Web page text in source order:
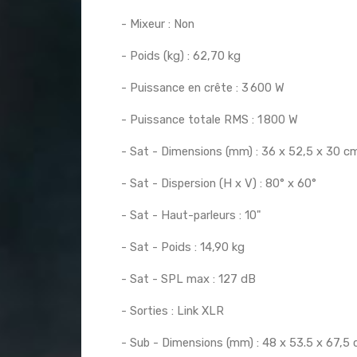
- Mixeur : Non
- Poids (kg) : 62,70 kg
- Puissance en crête : 3 600 W
- Puissance totale RMS : 1 800 W
- Sat - Dimensions (mm) : 36 x 52,5 x 30
- Sat - Dispersion (H x V) : 80° x 60°
- Sat - Haut-parleurs : 10"
- Sat - Poids : 14,90 kg
- Sat - SPL max : 127 dB
- Sorties : Link XLR
- Sub - Dimensions (mm) : 48 x 53.5 x 67,5